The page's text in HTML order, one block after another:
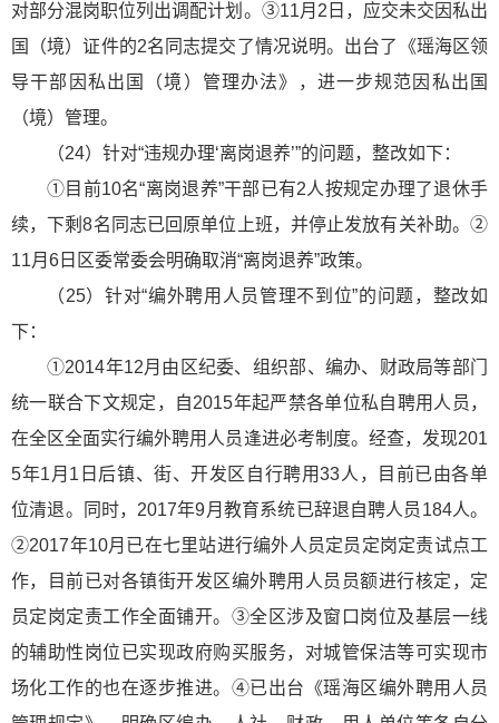
对部分混岗职位列出调配计划。③11月2日，应交未交因私出
国（境）证件的2名同志提交了情况说明。出台了《瑶海区领
导干部因私出国（境）管理办法》，进一步规范因私出国
（境）管理。
（24）针对“违规办理‘离岗退养’”的问题，整改如下：
①目前10名“离岗退养”干部已有2人按规定办理了退休手
续，下剩8名同志已回原单位上班，并停止发放有关补助。②
11月6日区委常委会明确取消“离岗退养”政策。
（25）针对“编外聘用人员管理不到位”的问题，整改如
下：
①2014年12月由区纪委、组织部、编办、财政局等部门
统一联合下文规定，自2015年起严禁各单位私自聘用人员，
在全区全面实行编外聘用人员逢进必考制度。经查，发现201
5年1月1日后镇、街、开发区自行聘用33人，目前已由各单
位清退。同时，2017年9月教育系统已辞退自聘人员184人。
②2017年10月已在七里站进行编外人员定员定岗定责试点工
作，目前已对各镇街开发区编外聘用人员员额进行核定，定
员定岗定责工作全面铺开。③全区涉及窗口岗位及基层一线
的辅助性岗位已实现政府购买服务，对城管保洁等可实现市
场化工作的也在逐步推进。④已出台《瑶海区编外聘用人员